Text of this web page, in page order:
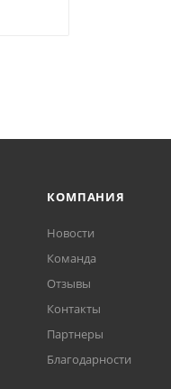
КОМПАНИЯ
Новости
Команда
Отзывы
Контакты
Партнеры
Благодарности